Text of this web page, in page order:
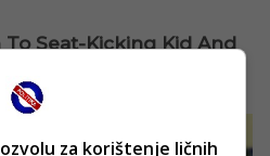
za korištenje ličnih